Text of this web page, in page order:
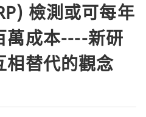
檢測或可每年
萬成本----新研
相替代的觀念